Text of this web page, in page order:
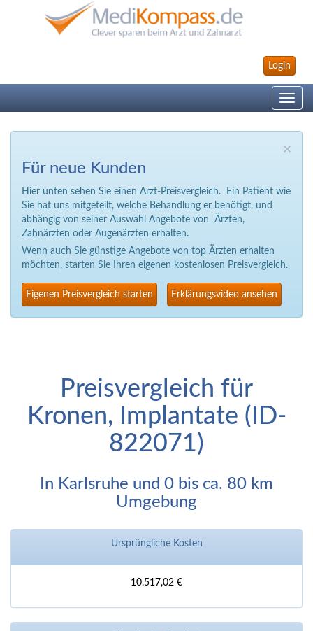
Login
Toggle
×
Für neue Kunden
Hier unten sehen Sie einen Arzt-Preisvergleich. Ein Patient wie
Sie hat uns mitgeteilt, welche Behandlung er benötigt, und
abhängig von seiner Auswahl Angebote von Ärzten,
Zahnärzten oder Augenärzten erhalten.
Wenn auch Sie günstige Angebote von top Ärzten erhalten
möchten, starten Sie Ihren eigenen kostenlosen Preisvergleich.
Eigenen Preisvergleich starten Erklärungsvideo ansehen
Preisvergleich für
Kronen, Implantate (ID-
822071)
In Karlsruhe und 0 bis ca. 80 km
Umgebung
Ursprüngliche Kosten
10.517,02 €